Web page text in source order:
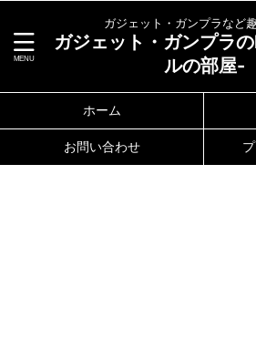
ガジェット・ガンプラなど
ガジェット・ガンプラ
ルの部屋-
ホーム
お問い合わせ